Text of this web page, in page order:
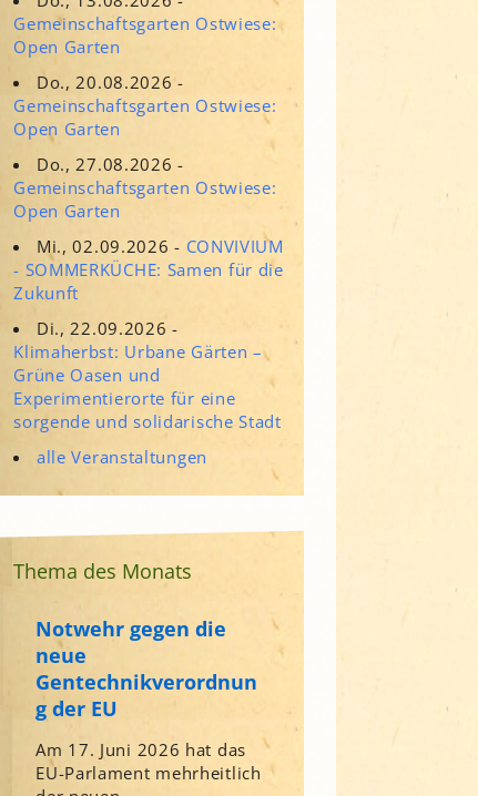
Grün in Sicht
Garten der Sinne
Interkultureller Garten
Blumenau
Kultgarten der WerkBox3
Piazza Zenetti
Südgarten
Tauschgarten Schwabing-
Milbertshofen
Waldschmausgarten
Adressen für Gartenbedarf
Erde & Kompost
Gemeinschaftsgarten Ostwiese:
Open Garten
Do., 20.08.2026 -
Gemeinschaftsgarten Ostwiese:
Open Garten
Do., 27.08.2026 -
Gemeinschaftsgarten Ostwiese:
Open Garten
Mi., 02.09.2026 - CONVIVIUM
- SOMMERKÜCHE: Samen für die
Zukunft
Di., 22.09.2026 -
Klimaherbst: Urbane Gärten –
Grüne Oasen und
Experimentierorte für eine
sorgende und solidarische Stadt
alle Veranstaltungen
Thema des Monats
Notwehr gegen die
neue
Gentechnikverordnun
g der EU
Am 17. Juni 2026 hat das
EU-Parlament mehrheitlich